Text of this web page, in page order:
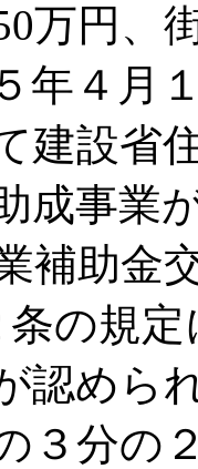
万円、
年４月
建設省
成事業
補助金
条の規
認めら
３分の